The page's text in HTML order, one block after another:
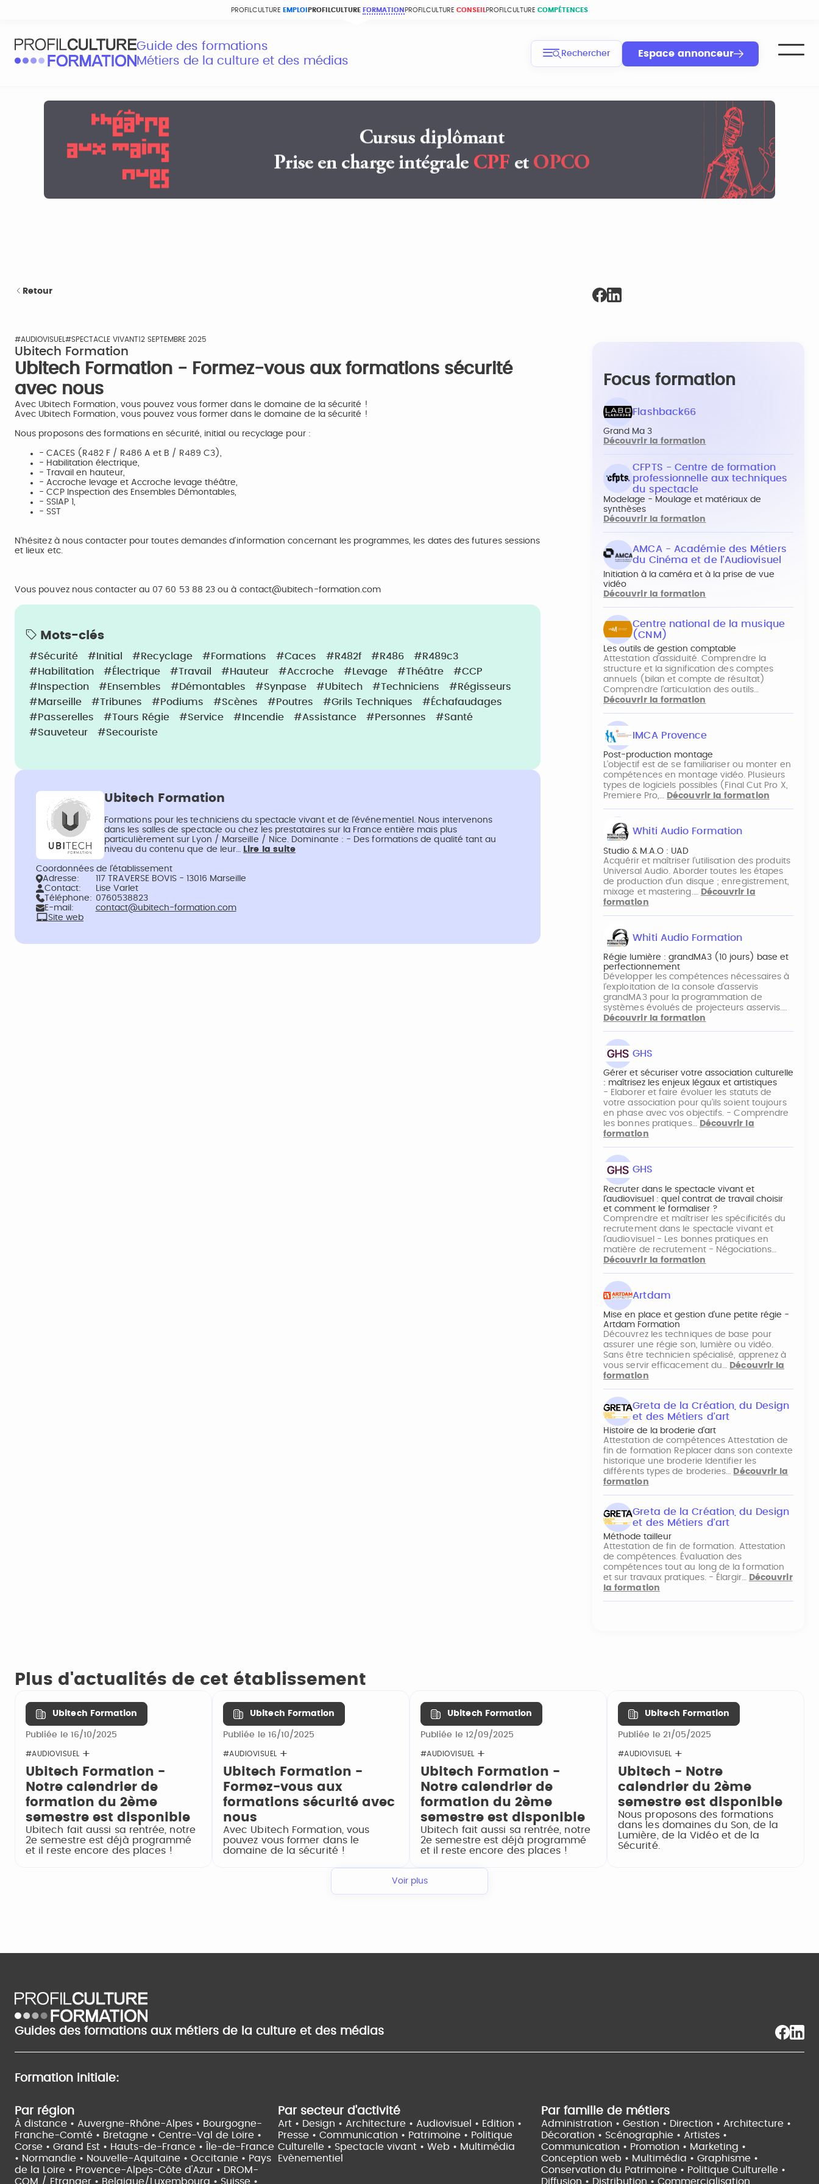
PROFILCULTURE EMPLOI PROFILCULTURE FORMATION PROFILCULTURE CONSEIL PROFILCULTURE COMPÉTENCES
Guide des formations
Métiers de la culture et des médias
Rechercher Espace annonceur
Retour
#AUDIOVISUEL #SPECTACLE VIVANT12 SEPTEMBRE 2025
Ubitech Formation
Ubitech Formation - Formez-vous aux formations sécurité
avec nous
Avec Ubitech Formation, vous pouvez vous former dans le domaine de la sécurité !
Avec Ubitech Formation, vous pouvez vous former dans le domaine de la sécurité !
Nous proposons des formations en sécurité, initial ou recyclage pour :
- CACES (R482 F / R486 A et B / R489 C3),
- Habilitation électrique,
- Travail en hauteur,
- Accroche levage et Accroche levage théâtre,
- CCP Inspection des Ensembles Démontables,
- SSIAP 1,
- SST
N’hésitez à nous contacter pour toutes demandes d'information concernant les programmes, les dates des futures sessions
et lieux etc.
Vous pouvez nous contacter au 07 60 53 88 23 ou à contact@ubitech-formation.com
Mots-clés
#Sécurité #Initial #Recyclage #Formations #Caces #R482f #R486
#R489c3
#Habilitation
#électrique #Travail #Hauteur #Accroche #Levage #Théâtre
#CCP
#Inspection
#Ensembles #Démontables #Synpase #Ubitech #Techniciens
#Régisseurs
#Marseille
#Tribunes #Podiums #Scènes #Poutres #Grils Techniques
#échafaudages
#Passerelles
#Tours Régie #Service #Incendie #Assistance #Personnes
#Santé
#Sauveteur
#Secouriste
Ubitech Formation
Formations pour les techniciens du spectacle vivant et de l'événementiel. Nous intervenons
dans les salles de spectacle ou chez les prestataires sur la France entière mais plus
particulièrement sur Lyon / Marseille / Nice. Dominante : - Des formations de qualité tant au
niveau du contenu que de leur… Lire la suite
Coordonnées de l’établissement
Adresse:
117 TRAVERSE BOVIS - 13016 Marseille
Contact:
Lise Varlet
Téléphone: 0760538823
E-mail:
contact@ubitech-formation.com
Site web
Focus formation
Flashback66
Grand Ma 3
Découvrir la formation
CFPTS - Centre de formation
professionnelle aux techniques
du spectacle
Modelage - Moulage et matériaux de
synthèses
Découvrir la formation
AMCA - Académie des Métiers
du Cinéma et de l'Audiovisuel
Initiation à la caméra et à la prise de vue
vidéo
Découvrir la formation
Centre national de la musique
(CNM)
Les outils de gestion comptable
Attestation d’assiduité. Comprendre la
structure et la signification des comptes
annuels (bilan et compte de résultat)
Comprendre l’articulation des outils…
Découvrir la formation
IMCA Provence
Post-production montage
L’objectif est de se familiariser ou monter en
compétences en montage vidéo. Plusieurs
types de logiciels possibles (Final Cut Pro X,
Premiere Pro,… Découvrir la formation
Whiti Audio Formation
Studio & M.A.O : UAD
Acquérir et maîtriser l’utilisation des produits
Universal Audio. Aborder toutes les étapes
de production d’un disque ; enregistrement,
mixage et mastering.…
Découvrir la
formation
Whiti Audio Formation
Régie lumière : grandMA3 (10 jours) base et
perfectionnement
Développer les compétences nécessaires à
l’exploitation de la console d’asservis
grandMA3 pour la programmation de
systèmes évolués de projecteurs asservis.…
Découvrir la formation
GHS
Gérer et sécuriser votre association culturelle
: maîtrisez les enjeux légaux et artistiques
- Elaborer et faire évoluer les statuts de
votre association pour qu’ils soient toujours
en phase avec vos objectifs. - Comprendre
les bonnes pratiques… Découvrir la
formation
GHS
Recruter dans le spectacle vivant et
l’audiovisuel : quel contrat de travail choisir
et comment le formaliser ?
Comprendre et maîtriser les spécificités du
recrutement dans le spectacle vivant et
l’audiovisuel - Les bonnes pratiques en
matière de recrutement - Négociations…
Découvrir la formation
Artdam
Mise en place et gestion d'une petite régie -
Artdam Formation
Découvrez les techniques de base pour
assurer une régie son, lumière ou vidéo.
Sans être technicien spécialisé, apprenez à
vous servir efficacement du… Découvrir la
formation
Greta de la Création, du Design
et des Métiers d'art
Histoire de la broderie d'art
Attestation de compétences Attestation de
fin de formation Replacer dans son contexte
historique une broderie Identifier les
différents types de broderies… Découvrir la
formation
Greta de la Création, du Design
et des Métiers d'art
Méthode tailleur
Attestation de fin de formation. Attestation
de compétences. Évaluation des
compétences tout au long de la formation
et sur travaux pratiques. - Élargir… Découvrir
la formation
Plus d'actualités de cet établissement
Ubitech Formation
Publiée le 16/10/2025
#AUDIOVISUEL
Ubitech Formation -
Notre calendrier de
formation du 2ème
semestre est disponible
Ubitech fait aussi sa rentrée, notre
2e semestre est déjà programmé
et il reste encore des places !
Ubitech Formation
Publiée le 16/10/2025
#AUDIOVISUEL
Ubitech Formation -
Formez-vous aux
formations sécurité avec
nous
Avec Ubitech Formation, vous
pouvez vous former dans le
domaine de la sécurité !
Ubitech Formation
Publiée le 12/09/2025
#AUDIOVISUEL
Ubitech Formation -
Notre calendrier de
formation du 2ème
semestre est disponible
Ubitech fait aussi sa rentrée, notre
2e semestre est déjà programmé
et il reste encore des places !
Ubitech Formation
Publiée le 21/05/2025
#AUDIOVISUEL
Ubitech - Notre
calendrier du 2ème
semestre est disponible
Nous proposons des formations
dans les domaines du Son, de la
Lumière, de la Vidéo et de la
Sécurité.
Voir plus
Guides des formations aux métiers de la culture et des médias
Formation initiale:
Par région
À distance • Auvergne-Rhône-Alpes • Bourgogne-
Franche-Comté • Bretagne • Centre-Val de Loire •
Corse • Grand Est • Hauts-de-France • Île-de-France
• Normandie • Nouvelle-Aquitaine • Occitanie • Pays
de la Loire • Provence-Alpes-Côte d'Azur • DROM-
COM / Etranger • Belgique/Luxembourg • Suisse •
Par secteur d'activité
Art • Design • Architecture • Audiovisuel • Edition •
Presse • Communication • Patrimoine • Politique
Culturelle • Spectacle vivant • Web • Multimédia
Evènementiel
Par famille de métiers
Administration • Gestion • Direction • Architecture •
Décoration • Scénographie • Artistes •
Communication • Promotion • Marketing •
Conception web • Multimédia • Graphisme •
Conservation du Patrimoine • Politique Culturelle •
Diffusion • Distribution • Commercialisation